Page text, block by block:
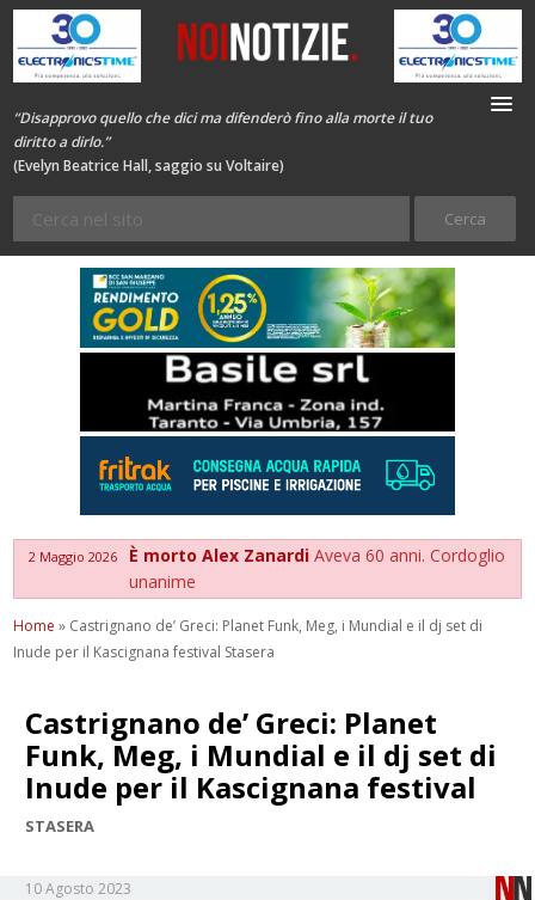
“Disapprovo quello che dici ma difenderò fino alla morte il tuo
diritto a dirlo.”
(Evelyn Beatrice Hall, saggio su Voltaire)
2 Maggio 2026 È morto Alex ZanardiAveva 60 anni. Cordoglio
unanime
Home » Castrignano de’ Greci: Planet Funk, Meg, i Mundial e il dj set di
Inude per il Kascignana festival Stasera
Castrignano de’ Greci: Planet
Funk, Meg, i Mundial e il dj set di
Inude per il Kascignana festival
STASERA
10 Agosto 2023